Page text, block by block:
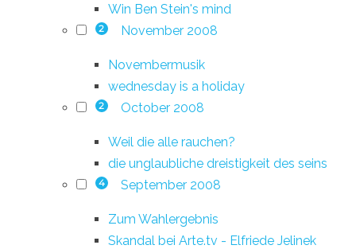
Win Ben Stein's mind
2 November 2008
Novembermusik
wednesday is a holiday
2 October 2008
Weil die alle rauchen?
die unglaubliche dreistigkeit des seins
4 September 2008
Zum Wahlergebnis
Skandal bei Arte.tv - Elfriede Jelinek